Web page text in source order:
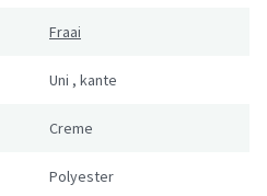
Fraai
Uni , kante
Creme
Polyester